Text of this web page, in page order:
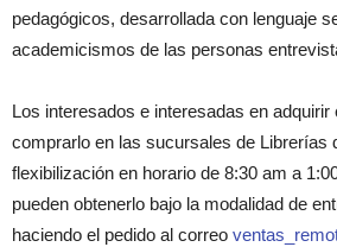
pedagógicos, desarrollada con lenguaje
academicismos de las personas
Los interesados e interesadas en adquirir
comprarlo en las sucursales de Librerías
flexibilización en horario de 8:30 am a
pueden obtenerlo bajo la modalidad de
haciendo el pedido al correo